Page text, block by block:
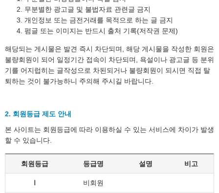
무분별한 광고글 및 불법자료 관련글 금지
개인정보 또는 금전거래를 목적으로 하는 글 금지
펌글 또는 이미지는 반드시 출처 기록(저작권 문제)
해당되는 게시물은 발견 즉시 차단되며, 해당 게시물을 작성한 회원은
불량회원이 되어 일정기간 접속이 차단되며, 욕설이나 광고글 등 분위
기를 어지럽히는 글작성으로 차된되거나 불량회원이 되시면 직접 탈
퇴하는 것이 불가능하니 주의해 주시길 바랍니다.
2. 회원등급 제도 안내
본 사이트는 회원등급에 따라 이용하실 수 있는 서비스에 차이가 발생
할 수 있습니다.
회원등급 등급명 설명 비고
Ⅰ 비회원